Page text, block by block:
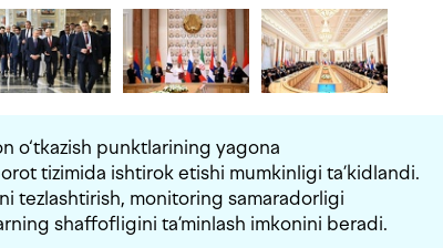
o‘tkazish punktlarining yagona
tizimida ishtirok etishi mumkinligi ta’kidlandi.
tezlashtirish, monitoring samaradorligi
shaffofligini ta’minlash imkonini beradi.